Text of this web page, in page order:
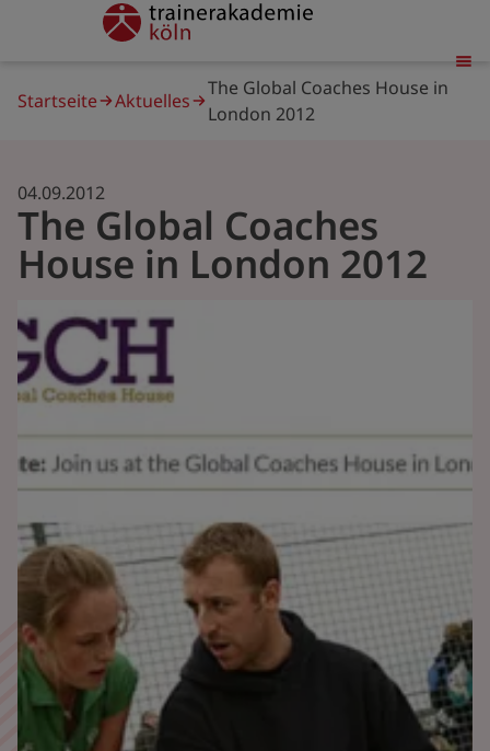
trainerakademie
Startseite
Aktuelles
The Global Coaches House in
London 2012
The Global Coaches
House in London 2012
04.09.2012